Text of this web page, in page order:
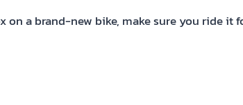
a brand-new bike, make sure you ride it